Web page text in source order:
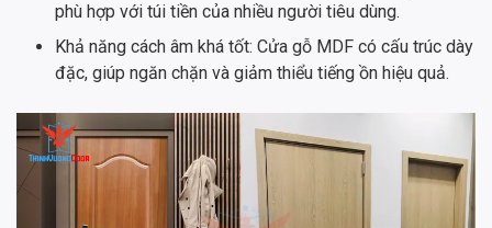
phù hợp với túi tiền của nhiều người tiêu dùng.
Khả năng cách âm khá tốt: Cửa gỗ MDF có cấu trúc dày
đặc, giúp ngăn chặn và giảm thiểu tiếng ồn hiệu quả.